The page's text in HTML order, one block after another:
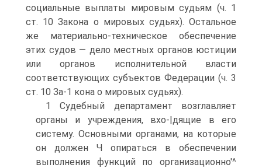
социальные выплаты мировым судьям (ч. 1
ст. 10 Закона о мировых судьях). Остальное
же материально-техническое обеспечение
этих судов — дело местных органов юстиции
или органов исполнительной власти
соответствующих субъектов Федерации (ч. 3
ст. 10 За-1 кона о мировых судьях).
1 Судебный департамент возглавляет
органы и учреждения, вхо-|дящие в его
систему. Основными органами, на которые
он должен Ч опираться в обеспечении
выполнения функций по организационно'^